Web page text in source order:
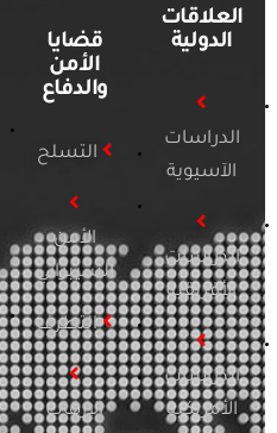
العلاقات
الدولية
الدراسات
الآسيوية
الدراسات
الأفريقية
الدراسات
الأمريكية
قضايا
الأمن
والدفاع
التسلح
الأمن
السيبراني
التطرف
الإرهاب